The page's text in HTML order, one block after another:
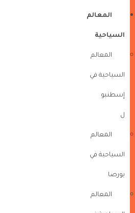
المعالم
السياحية
المعالم
السياحية في
إسطنبو
ل
المعالم
السياحية في
بورصا
المعالم